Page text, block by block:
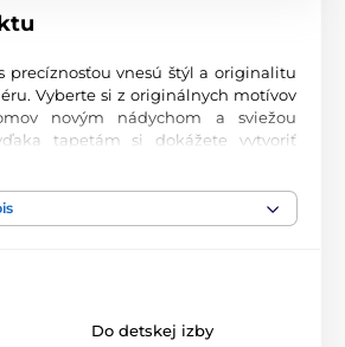
precíznosťou vnesú štýl a originalitu
Vyberte si z originálnych motívov
novým nádychom a sviežou
tapetám si dokážete vytvoriť
sa na kvalitný vlies s jemným
výbornou odolnosťou a
Do detskej izby